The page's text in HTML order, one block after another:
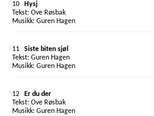
10
Hysj
Ove Røsbak
Guren Hagen
11
Siste biten sjøl
Guren Hagen
Guren Hagen
12
Er du der
Ove Røsbak
Guren Hagen